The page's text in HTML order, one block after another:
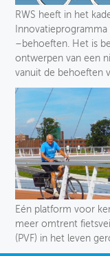
RWS heeft in het
–behoeften. Het is
ontwerpen van een
vanuit de behoeften
Eén platform voor
meer omtrent
(PVF) in het leven